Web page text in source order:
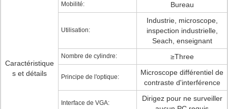
Caractéristique
s et détails
Mobilité: Bureau
Utilisation:
Industrie, microscope,
inspection industrielle,
Seach, enseignant
Nombre de cylindre: ≥Three
Principe de l'optique:
Microscope différentiel de
contraste d'interférence
Interface de VGA:
Dirigez pour ne surveiller